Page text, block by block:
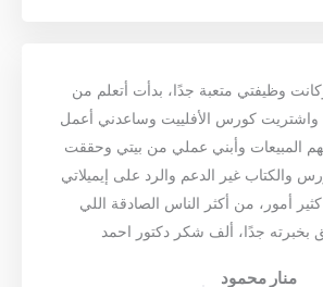
وظيفتي متعبة جدًا، بدأت أتعلم من
واشتريت كورس الأفلييت وساعدني أعمل
المبيعات وأبني عملي من بيتي وحققت
والكتاب غير الدعم والرد على إيميلاتي
أمور، من أكثر الناس الصادقة اللي
بخبرته جدًا، ألف شكر دكتور احمد
منار محمود